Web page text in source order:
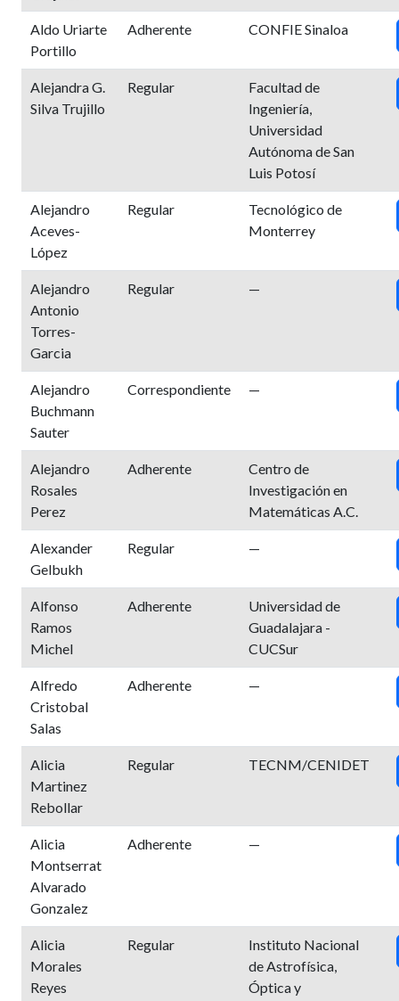
Aldo Uriarte
Portillo
Adherente CONFIE Sinaloa
Alejandra G.
Silva Trujillo
Regular
Facultad de
Ingeniería,
Universidad
Autónoma de San
Luis Potosí
Alejandro
Aceves-
López
Regular
Tecnológico de
Monterrey
Alejandro
Antonio
Torres-
Garcia
Regular —
Alejandro
Buchmann
Sauter
Correspondiente —
Alejandro
Rosales
Perez
Adherente
Centro de
Investigación en
Matemáticas A.C.
Alexander
Gelbukh
Regular —
Alfonso
Ramos
Michel
Adherente
Universidad de
Guadalajara -
CUCSur
Alfredo
Cristobal
Salas
Adherente —
Alicia
Martinez
Rebollar
Regular TECNM/CENIDET
Alicia
Montserrat
Alvarado
Gonzalez
Adherente —
Alicia
Morales
Reyes
Regular
Instituto Nacional
de Astrofísica,
Óptica y